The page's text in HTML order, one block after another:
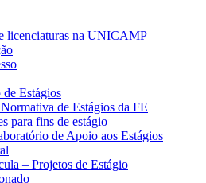
licenciaturas na UNICAMP
de Estágios
de Estágios da FE
para fins de estágio
de Apoio aos Estágios
– Projetos de Estágio